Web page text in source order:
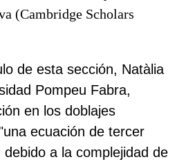
(Cambridge Scholars
de esta sección, Natàlia
Pompeu Fabra,
en los doblajes
ecuación de tercer
a la complejidad de